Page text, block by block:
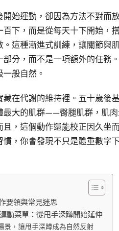
始運動，卻因為方法不對而
百下，而是從每天十下開始，
。這種漸進式訓練，讓關節與
部分，而不是一項額外的任務
般自然。
藏在代謝的維持裡。五十歲後
最大的肌群——臀腿肌群，肌
且，這個動作還能校正因久坐
慣，你會發現不只是體重數字
要領與常見迷思
動菜單：從甩手深蹲開始延伸
景，讓甩手深蹲成為自然反射